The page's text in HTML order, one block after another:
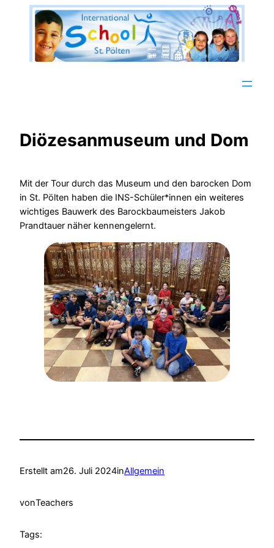
springen
Diözesanmuseum und Dom
Mit der Tour durch das Museum und den barocken Dom
in St. Pölten haben die INS-Schüler*innen ein weiteres
wichtiges Bauwerk des Barockbaumeisters Jakob
Prandtauer näher kennengelernt.
Erstellt am26. Juli 2024inAllgemein
vonTeachers
Tags: